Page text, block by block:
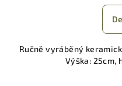
Ručně vyráběný
Výška: 25cm,